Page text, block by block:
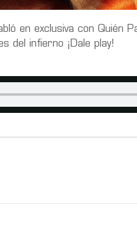
en exclusiva con Quién
del infierno ¡Dale play!